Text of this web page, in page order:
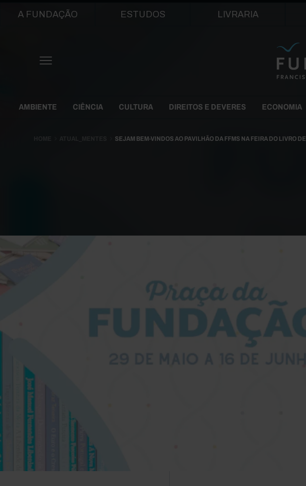
Main navigation
A FUNDAÇÃO ESTUDOS LIVRARIA
Themes Menu
AMBIENTE CIÊNCIA CULTURA DIREITOS E DEVERES ECONOMIA
SEJAM BEM-VINDOS AO PAVILHÃO DA FFMS NA FEIRA DO LIVRO